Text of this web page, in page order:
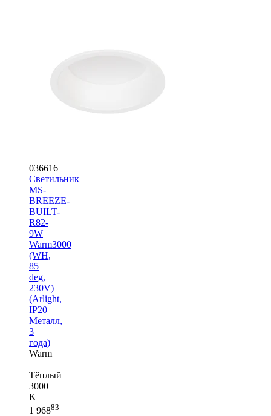
036616
Светильник
MS-
BREEZE-
BUILT-
R82-
9W
Warm3000
(WH,
85
deg,
230V)
(Arlight,
IP20
Металл,
3
года)
Warm
|
Тёплый
3000
K
1 96883